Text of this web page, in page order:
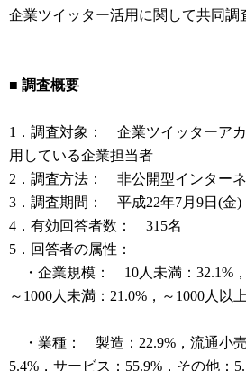
企業ツイッター活用に関して共同調
■ 調査概要
1．調査対象： 企業ツイッターア
用している企業担当者
2．調査方法： 非公開型インター
3．調査期間： 平成22年7月9日(金)
4．有効回答者数： 315名
5．回答者の属性：
・企業規模： 10人未満：32.1%，
～1000人未満：21.0%，～1000人以
・業種： 製造：22.9%，流通小売
5.4%，サービス：55.9%，その他：